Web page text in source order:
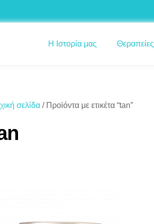
Η Ιστορία μας Θεραπείες
σελίδα / Προϊόντα με ετικέτα “tan”